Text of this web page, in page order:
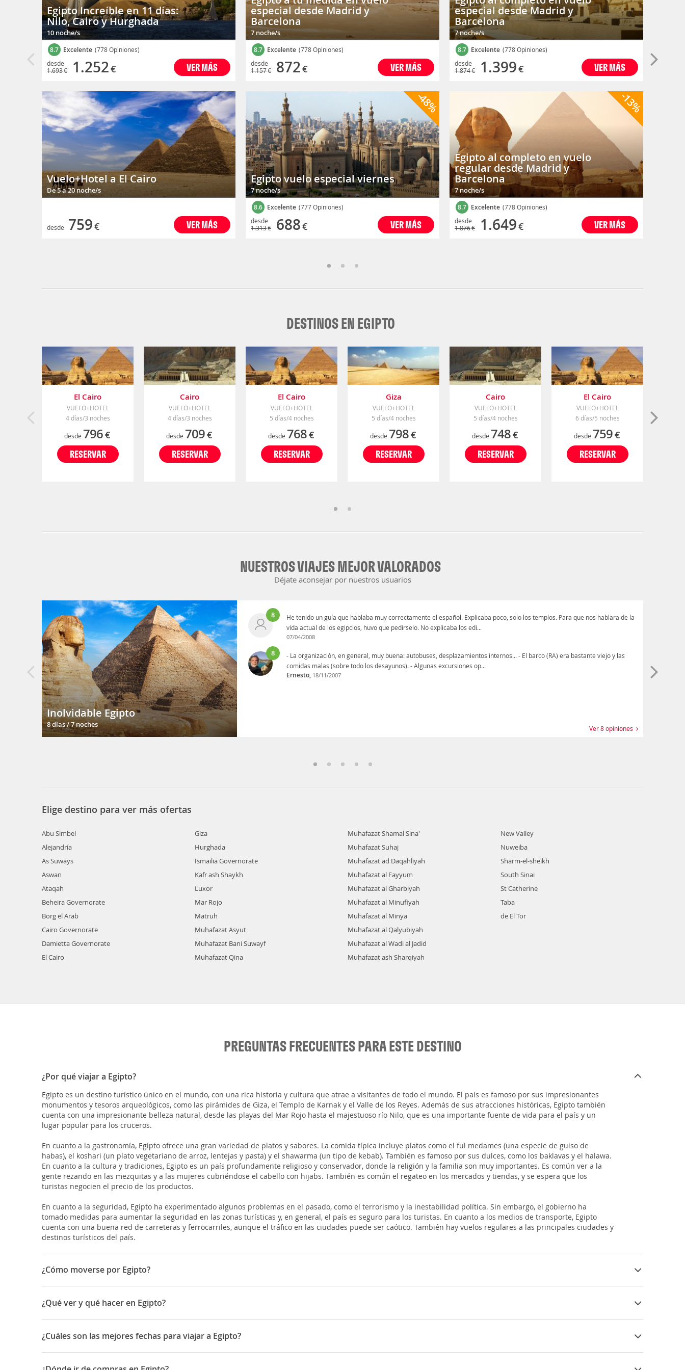
Egipto Increíble en 11 días:
Nilo, Cairo y Hurghada
10 noche/s
8.7 Excelente (778 Opiniones)
VER MÁS
desde
1.693€ 1.252€
Vuelo+Hotel a El Cairo
De 5 a 20 noche/s
VER MÁS
desde 759€
especial desde Madrid y
Barcelona
7 noche/s
8.7 Excelente (778 Opiniones)
VER MÁS
desde
1.157€ 872€
Egipto vuelo especial viernes
7 noche/s
8.6 Excelente (777 Opiniones)
VER MÁS
desde
1.313€ 688€
-48%
especial desde Madrid y
Barcelona
7 noche/s
8.7 Excelente (778 Opiniones)
VER MÁS
desde
1.874€ 1.399€
Egipto al completo en vuelo
regular desde Madrid y
Barcelona
7 noche/s
8.7 Excelente (778 Opiniones)
VER MÁS
desde
1.876€ 1.649€
-13%
DESTINOS EN EGIPTO
El Cairo
VUELO+HOTEL
4 días/3 noches
desde 796€
RESERVAR
Cairo
VUELO+HOTEL
4 días/3 noches
desde 709€
RESERVAR
El Cairo
VUELO+HOTEL
5 días/4 noches
desde 768€
RESERVAR
Giza
VUELO+HOTEL
5 días/4 noches
desde 798€
RESERVAR
Cairo
VUELO+HOTEL
5 días/4 noches
desde 748€
RESERVAR
El Cairo
VUELO+HOTEL
6 días/5 noches
desde 759€
RESERVAR
NUESTROS VIAJES MEJOR VALORADOS
Déjate aconsejar por nuestros usuarios
Inolvidable Egipto
8 días / 7 noches
8
He tenido un guía que hablaba muy correctamente el español. Explicaba poco, solo los templos. Para que nos hablara de la
vida actual de los egipcios, huvo que pedirselo. No explicaba los edi...
07/04/2008
8
- La organización, en general, muy buena: autobuses, desplazamientos internos... - El barco (RA) era bastante viejo y las
comidas malas (sobre todo los desayunos). - Algunas excursiones op...
Ernesto, 18/11/2007
Ver 8 opiniones
Elige destino para ver más ofertas
Abu Simbel
Alejandría
As Suways
Aswan
Ataqah
Beheira Governorate
Borg el Arab
Cairo Governorate
Damietta Governorate
El Cairo
Giza
Hurghada
Ismailia Governorate
Kafr ash Shaykh
Luxor
Mar Rojo
Matruh
Muhafazat Asyut
Muhafazat Bani Suwayf
Muhafazat Qina
Muhafazat Shamal Sina'
Muhafazat Suhaj
Muhafazat ad Daqahliyah
Muhafazat al Fayyum
Muhafazat al Gharbiyah
Muhafazat al Minufiyah
Muhafazat al Minya
Muhafazat al Qalyubiyah
Muhafazat al Wadi al Jadid
Muhafazat ash Sharqiyah
New Valley
Nuweiba
Sharm-el-sheikh
South Sinai
St Catherine
Taba
de El Tor
PREGUNTAS FRECUENTES PARA ESTE DESTINO
¿Por qué viajar a Egipto?
Egipto es un destino turístico único en el mundo, con una rica historia y cultura que atrae a visitantes de todo el mundo. El país es famoso por sus impresionantes
monumentos y tesoros arqueológicos, como las pirámides de Giza, el Templo de Karnak y el Valle de los Reyes. Además de sus atracciones históricas, Egipto también
cuenta con una impresionante belleza natural, desde las playas del Mar Rojo hasta el majestuoso río Nilo, que es una importante fuente de vida para el país y un
lugar popular para los cruceros.
En cuanto a la gastronomía, Egipto ofrece una gran variedad de platos y sabores. La comida típica incluye platos como el ful medames (una especie de guiso de
habas), el koshari (un plato vegetariano de arroz, lentejas y pasta) y el shawarma (un tipo de kebab). También es famoso por sus dulces, como los baklavas y el halawa.
En cuanto a la cultura y tradiciones, Egipto es un país profundamente religioso y conservador, donde la religión y la familia son muy importantes. Es común ver a la
gente rezando en las mezquitas y a las mujeres cubriéndose el cabello con hijabs. También es común el regateo en los mercados y tiendas, y se espera que los
turistas negocien el precio de los productos.
En cuanto a la seguridad, Egipto ha experimentado algunos problemas en el pasado, como el terrorismo y la inestabilidad política. Sin embargo, el gobierno ha
tomado medidas para aumentar la seguridad en las zonas turísticas y, en general, el país es seguro para los turistas. En cuanto a los medios de transporte, Egipto
cuenta con una buena red de carreteras y ferrocarriles, aunque el tráfico en las ciudades puede ser caótico. También hay vuelos regulares a las principales ciudades y
destinos turísticos del país.
¿Cómo moverse por Egipto?
Moverse por Egipto puede ser una experiencia única. El país cuenta con varios aeropuertos internacionales, como el Aeropuerto Internacional de El Cairo, el
Aeropuerto Internacional de Hurghada y el Aeropuerto Internacional de Sharm El Sheikh, que conectan el país con destinos de todo el mundo. Además, las principales
ciudades de Egipto, como El Cairo, Alejandría, Luxor y Asuán, cuentan con aeropuertos locales que ofrecen vuelos nacionales a otras partes del país.
En cuanto al transporte público, las ciudades de Egipto cuentan con una amplia red de autobuses y metro, que son opciones económicas para moverse por la ciudad.
¿Qué ver y qué hacer en Egipto?
Egipto es un destino turístico impresionante, con una rica historia y cultura que abarca miles de años. Aquí hay algunas de las cosas que ver y hacer en Egipto:
Pirámides de Giza: Es una de las siete maravillas del mundo antiguo. Las pirámides de Giza son un impresionante complejo de estructuras de piedra construidas hace
más de 4,500 años. Las pirámides son una visita obligada para cualquier turista que visite Egipto.
¿Cuáles son las mejores fechas para viajar a Egipto?
Egipto tiene muchas festividades y días festivos importantes que reflejan su cultura y patrimonio histórico. Algunas de las fechas más destacadas incluyen: